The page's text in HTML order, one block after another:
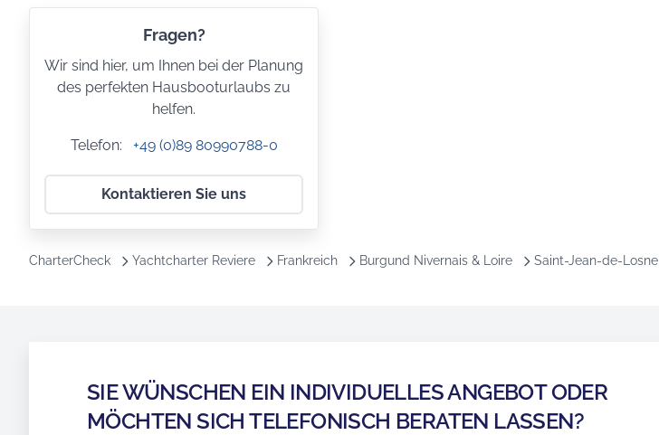
Fragen?
Wir sind hier, um Ihnen bei der Planung
des perfekten Hausbooturlaubs zu
helfen.
Telefon: +49 (0)89 80990788-0
Kontaktieren Sie uns
CharterCheck Yachtcharter Reviere Frankreich Burgund Nivernais & Loire Saint-Jean-de-Losne
SIE WÜNSCHEN EIN INDIVIDUELLES ANGEBOT ODER
MÖCHTEN SICH TELEFONISCH BERATEN LASSEN?